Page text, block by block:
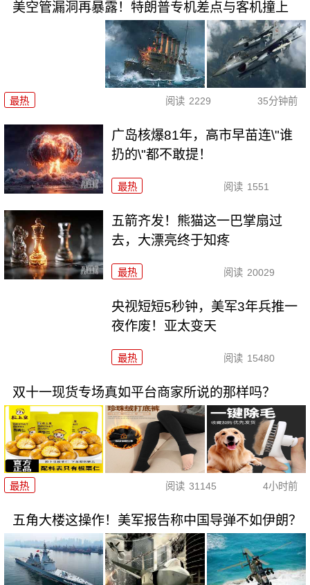
美空管漏洞再暴露！特朗普专机差点与客机撞上
最热 阅读 2229 35分钟前
广岛核爆81年，高市早苗连\"谁
扔的\"都不敢提！
最热 阅读 1551
五箭齐发！熊猫这一巴掌扇过
去，大漂亮终于知疼
最热 阅读 20029
央视短短5秒钟，美军3年兵推一
夜作废！亚太变天
最热 阅读 15480
双十一现货专场真如平台商家所说的那样吗？
最热 阅读 31145 4小时前
五角大楼这操作！美军报告称中国导弹不如伊朗？